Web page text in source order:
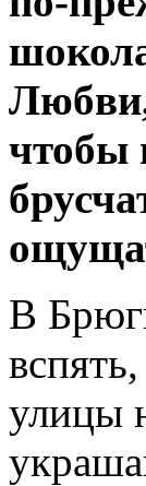
Любви,
чтобы
В
улицы